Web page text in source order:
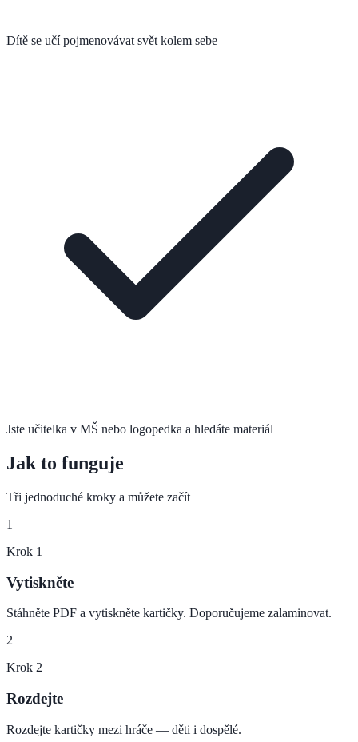
Dítě se učí pojmenovávat svět kolem sebe
Jste učitelka v MŠ nebo logopedka a hledáte materiál
Jak to funguje
Tři jednoduché kroky a můžete začít
1
Krok 1
Vytiskněte
Stáhněte PDF a vytiskněte kartičky. Doporučujeme zalaminovat.
2
Krok 2
Rozdejte
Rozdejte kartičky mezi hráče — děti i dospělé.